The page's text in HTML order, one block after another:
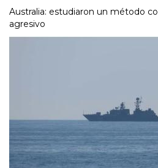
Australia: estudiaron un método
agresivo